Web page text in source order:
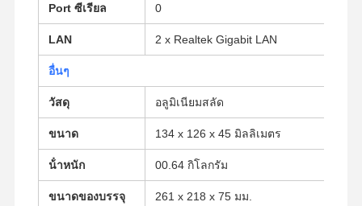
คอมพิวเตอร์ตั้งแร็ค 1U
มินิพีซี POE
NAS มินิพีซี
Celeron มินิ PC
คอร์มมินิพีซี
ออฟฟิศมินิพีซี
Port ซีเรียล 0
LAN 2 x Realtek Gigabit LAN
อื่นๆ
วัสดุ อลูมิเนียมสลัด
ขนาด 134 x 126 x 45 มิลลิเมตร
น้ําหนัก 00.64 กิโลกรัม
ขนาดของบรรจุ 261 x 218 x 75 มม.